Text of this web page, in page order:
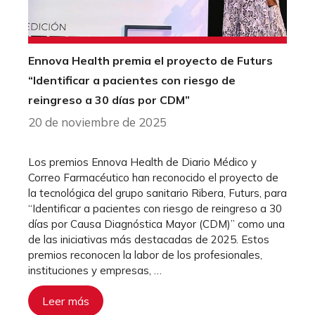
Ennova Health premia el proyecto de Futurs
“Identificar a pacientes con riesgo de
reingreso a 30 días por CDM”
20 de noviembre de 2025
Los premios Ennova Health de Diario Médico y
Correo Farmacéutico han reconocido el proyecto de
la tecnológica del grupo sanitario Ribera, Futurs, para
“Identificar a pacientes con riesgo de reingreso a 30
días por Causa Diagnóstica Mayor (CDM)” como una
de las iniciativas más destacadas de 2025. Estos
premios reconocen la labor de los profesionales,
instituciones y empresas, …
Leer más